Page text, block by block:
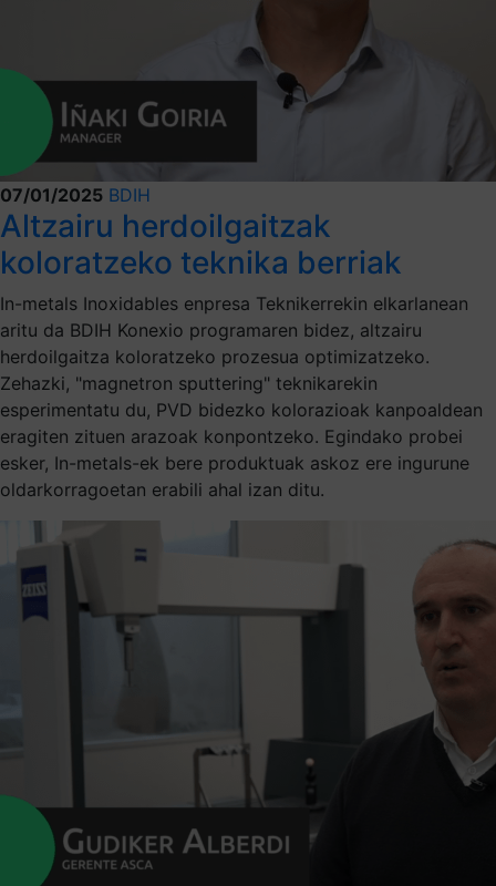
07/01/2025 BDIH
Altzairu herdoilgaitzak
koloratzeko teknika berriak
In-metals Inoxidables enpresa Teknikerrekin elkarlanean
aritu da BDIH Konexio programaren bidez, altzairu
herdoilgaitza koloratzeko prozesua optimizatzeko.
Zehazki, "magnetron sputtering" teknikarekin
esperimentatu du, PVD bidezko kolorazioak kanpoaldean
eragiten zituen arazoak konpontzeko. Egindako probei
esker, In-metals-ek bere produktuak askoz ere ingurune
oldarkorragoetan erabili ahal izan ditu.